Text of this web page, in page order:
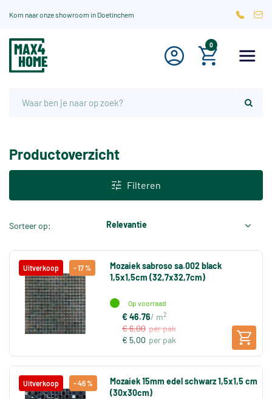
Kom naar onze showroom in Doetinchem
0
Productoverzicht
Filteren
Sorteer op: Relevantie
Uitverkoop - 17 %
Mozaiek sabroso sa.002 black
1,5x1,5cm (32,7x32,7cm)
Op voorraad
€ 46.76/ m2
€ 6,00 per pak
€ 5,00 per pak
Uitverkoop - 46 %
Mozaiek 15mm edel schwarz 1,5x1,5 cm
(30x30cm)